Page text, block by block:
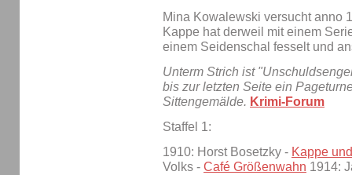
Mina Kowalewski versucht anno
Kappe hat derweil mit einem
einem Seidenschal fesselt und
Unterm Strich ist
bis zur letzten Seite ein
Sittengemälde. Krimi-Forum
Staffel 1:
1910: Horst Bosetzky - Kappe
Volks - Café Größenwahn 1914: